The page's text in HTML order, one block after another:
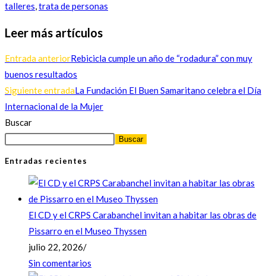
talleres,trata de personas
Leer más artículos
Entrada anteriorRebicicla cumple un año de “rodadura” con muy
buenos resultados
Siguiente entradaLa Fundación El Buen Samaritano celebra el Día
Internacional de la Mujer
Buscar
Buscar
Entradas recientes
El CD y el CRPS Carabanchel invitan a habitar las obras de
Pissarro en el Museo Thyssen
julio 22, 2026/
Sin comentarios